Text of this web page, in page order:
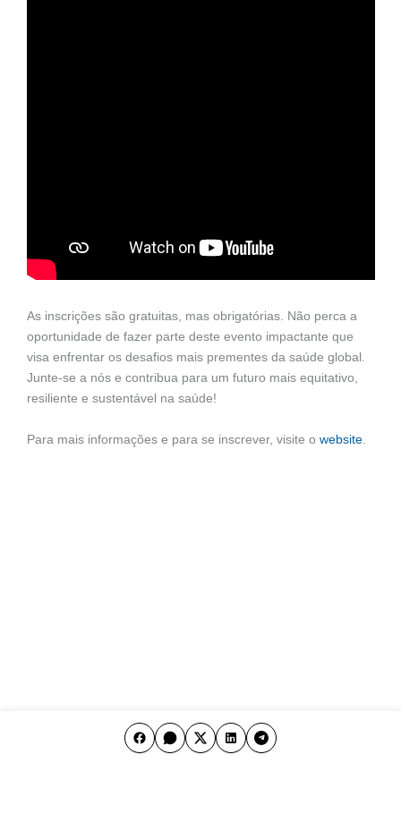
As inscrições são gratuitas, mas obrigatórias. Não perca a
oportunidade de fazer parte deste evento impactante que
visa enfrentar os desafios mais prementes da saúde global.
Junte-se a nós e contribua para um futuro mais equitativo,
resiliente e sustentável na saúde!
Para mais informações e para se inscrever, visite o website.